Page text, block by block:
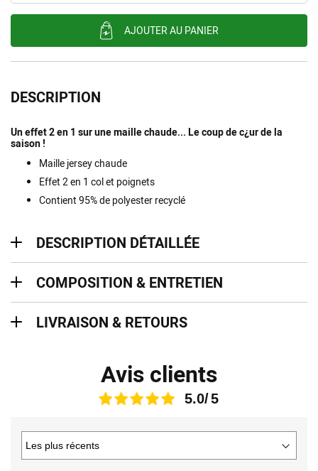
AJOUTER AU PANIER
DESCRIPTION
Un effet 2 en 1 sur une maille chaude... Le coup de c¿ur de la
saison !
Maille jersey chaude
Effet 2 en 1 col et poignets
Contient 95% de polyester recyclé
DESCRIPTION DÉTAILLÉE
COMPOSITION & ENTRETIEN
LIVRAISON & RETOURS
Avis clients
5.0